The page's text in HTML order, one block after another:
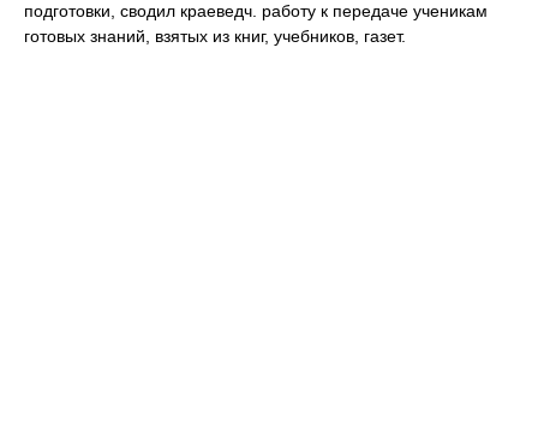
подготовки, сводил краеведч. работу к передаче ученикам
готовых знаний, взятых из книг, учебников, газет.